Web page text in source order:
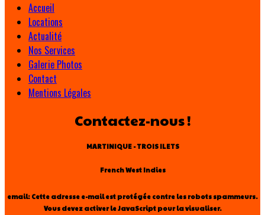
Accueil
Locations
Actualité
Nos Services
Galerie Photos
Contact
Mentions Légales
Contactez-nous !
MARTINIQUE - TROIS ILETS
French West Indies
email: Cette adresse e-mail est protégée contre les robots spammeurs.
Vous devez activer le JavaScript pour la visualiser.